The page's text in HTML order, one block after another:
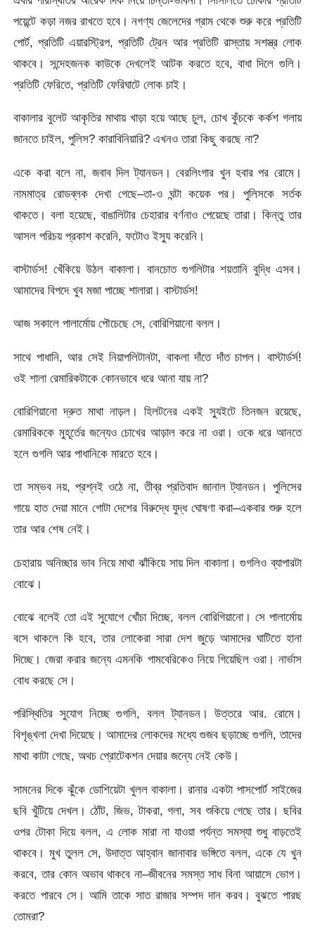
পয়েন্টে কড়া নজর রাখতে হবে। নগণ্য জেলেদের গ্রাম থেকে শুরু করে প্রতিটি
পোর্ট, প্রতিটি এয়ারস্ট্রিপ, প্রতিটি ট্রেন আর প্রতিটি রাস্তায় সশস্ত্র লোক
থাকবে। সন্দেহজনক কাউকে দেখলেই আটক করতে হবে, বাধা দিলে গুলি।
প্রতিটি ফেরিতে, প্রতিটি ফেরিঘাটে লোক চাই।
বাকালার বুলেট আকৃতির মাথায় খাড়া হয়ে আছে চুল, চোখ কুঁচকে কর্কশ গলায়
জানতে চাইল, পুলিস? কারাবিনিয়ারি? এখনও তারা কিছু করছে না?
একে করা বলে না, জবাব দিল ট্যানডন। বেরলিংগার খুন হবার পর রোমে।
নামমাত্র রোডব্লক দেখা গেছে–তা-ও ঘন্টা কয়েক পর। পুলিসকে সর্তক
থাকতে। বলা হয়েছে, বাঙালিটার চেহারার বর্ণনাও পেয়েছে তারা। কিন্তু তার
আসল পরিচয় প্রকাশ করেনি, ফটোও ইস্যু করেনি।
বাস্টার্ডস! খেঁকিয়ে উঠল বাকালা। বানচোত গুগলিটার শয়তানি বুদ্ধি এসব।
আমাদের বিপদে খুব মজা পাচ্ছে শালারা। বাস্টার্ডস!
আজ সকালে পালার্মোয় পৌচেছে সে, বোরিগিয়ানো বলল।
সাথে পাধানি, আর সেই নিয়াপলিটানটা, বাকলা দাঁতে দাঁত চাপল। বাস্টার্ডর্স!
ওই শালা রেমারিকটাকে কোনভাবে ধরে আনা যায় না?
বোরিগিয়ানো দ্রুত মাথা নাড়ল। হিলটনের একই স্যুইটে তিনজন রয়েছে,
রেমারিককে মুহূর্তের জন্যেও চোখের আড়াল করে না ওরা। ওকে ধরে আনতে
হলে গুগলি আর পাধানিকে মারতে হবে।
তা সম্ভব নয়, প্রশ্নই ওঠে না, তীব্র প্রতিবাদ জানাল ট্যানডন। পুলিসের
গায়ে হাত দেয়া মানে গোটা দেশের বিরুদ্ধে যুদ্ধ ঘোষণা করা–একবার শুরু হলে
তার আর শেষ নেই।
চেহারায় অনিচ্ছার ভাব নিয়ে মাথা ঝাঁকিয়ে সায় দিল বাকালা। গুগলিও ব্যাপারটা
বোঝে।
বোঝে বলেই তো এই সুযোগে খোঁচা দিচ্ছে, বলল বোরিগিয়ানো। সে পালার্মোয়
বসে থাকলে কি হবে, তার লোকেরা সারা দেশ জুড়ে আমাদের ঘাটিতে হানা
দিচ্ছে। জেরা করার জন্যে এমনকি গামবেরিকেও নিয়ে গিয়েছিল ওরা। নার্ভাস
বোধ করছে সে।
পরিস্থিতির সুযোগ নিচ্ছে গুগলি, বলল ট্যানডন। উত্তরে আর. রোমে।
বিশৃঙ্খলা দেখা দিয়েছে। আমাদের লোকদের মধ্যে গুজব ছড়াচ্ছে গুগলি, তাদের
মাথা কাটা গেছে, অথচ প্রোটেকশন দেয়ার জন্যে নেই কেউ।
সামনের দিকে ঝুঁকে ডোশিয়েটা খুলল বাকালা। রানার একটা পাসপোর্ট সাইজের
ছবি খুঁটিয়ে দেখল। ঠোঁট, জিভ, টাকরা, গলা, সব শুকিয়ে গেছে তার। ছবির
ওপর টোকা দিয়ে বলল, এ লোক মারা না যাওয়া পর্যন্ত সমস্যা শুধু বাড়তেই
থাকবে। মুখ তুলল সে, উদাত্ত আহ্বান জানাবার ভঙ্গিতে বলল, একে যে খুন
করবে, তার কোন অভাব থাকবে না–জীবনের সমস্ত সাধ বিনা আয়াসে ভোগ।
করতে পারবে সে। আমি তাকে সাত রাজার সম্পদ দান করব। বুঝতে পারছ
তোমরা?